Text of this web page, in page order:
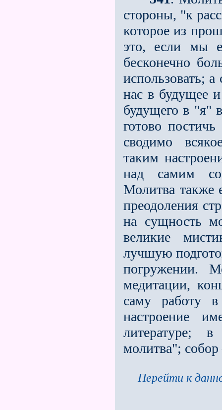
стороны, "к
которое из
это, если мы
бесконечно
использовать;
нас в будущее
будущего в "я"
готово
сводимо
таким
над самим
Молитва также
преодоления
на сущность
великие
лучшую
погруже­нии.
медитации,
саму ра­боту в
настроение
литературе; в
молитва";
Перейти к